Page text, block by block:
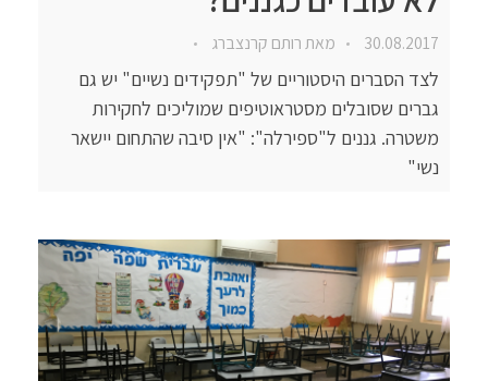
30.08.2017 מאתרותם קרנצברג
לצד הסברים היסטוריים של "תפקידים נשיים" יש גם
גברים שסובלים מסטראוטיפים שמוליכים לחקירות
משטרה. גננים ל"ספירלה": "אין סיבה שהתחום יישאר
נשי"